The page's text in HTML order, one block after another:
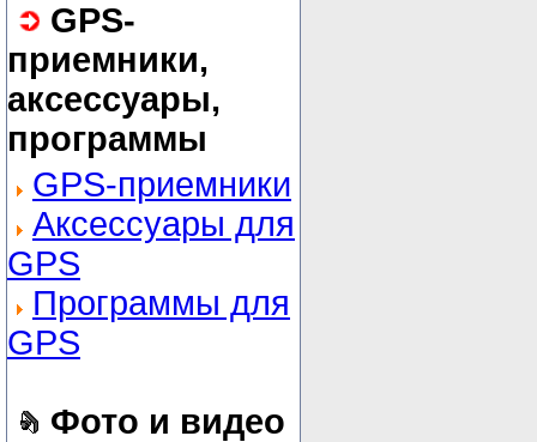
GPS-
приемники,
аксессуары,
программы
GPS-приемники
Аксессуары для
GPS
Программы для
GPS
Фото и видео